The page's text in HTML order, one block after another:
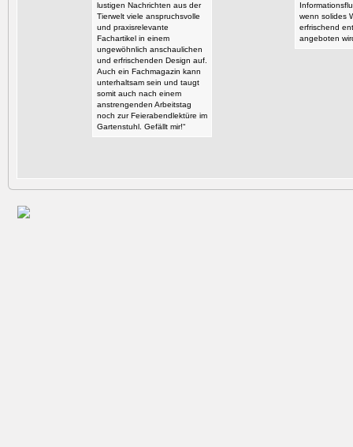
lustigen Nachrichten aus der
Tierwelt viele anspruchsvolle
und praxisrelevante
Fachartikel in einem
ungewöhnlich anschaulichen
und erfrischenden Design auf.
Auch ein Fachmagazin kann
unterhaltsam sein und taugt
somit auch nach einem
anstrengenden Arbeitstag
noch zur Feierabendlektüre im
Gartenstuhl. Gefällt mir!“
wenn solides
erfrischend
angeboten